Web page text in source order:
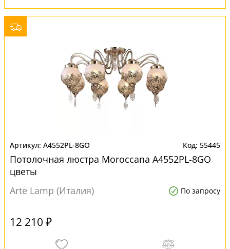
A4552PL-8GO 55445
Потолочная люстра Moroccana A4552PL-8GO
цветы
Arte Lamp (Италия)
По запросу
12 210 ₽